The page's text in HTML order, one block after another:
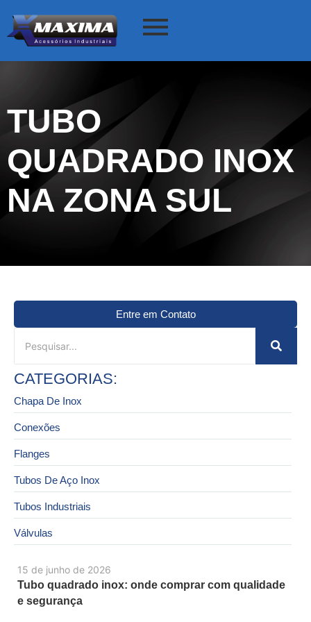
TUBO
QUADRADO INOX
NA ZONA SUL
15 de junho de 2026
Tubo quadrado inox: onde comprar com qualidade
e segurança
Entre em Contato
CATEGORIAS:
Chapa De Inox
Conexões
Flanges
Tubos De Aço Inox
Tubos Industriais
Válvulas